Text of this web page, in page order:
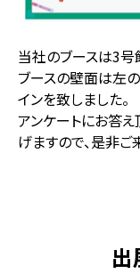
当社のブースは3
ブースの壁面は左
インを致しました。
アンケートにお答
げますので、是非ご
出